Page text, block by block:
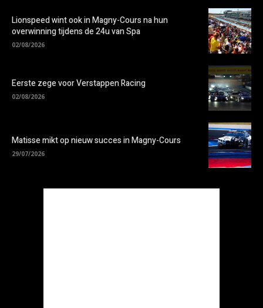
Lionspeed wint ook in Magny-Cours na hun
overwinning tijdens de 24u van Spa
02/08/2026
Eerste zege voor Verstappen Racing
02/08/2026
Matisse mikt op nieuw succes in Magny-Cours
29/07/2026